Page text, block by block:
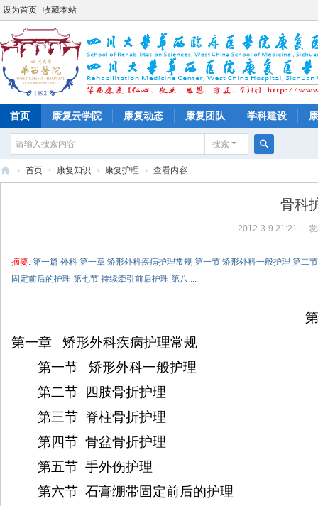
设为首页 收藏本站
首页 康复云学院 康复动态 康复团队 学科建设
搜索
索
› 首页 › 康复知识 › 康复护理 › 查看内容
骨科
2012-3-9 21:21
摘要: 第一篇 外科 第一章 矫形外科疾病护理常规 第一节 矫形外科一般护理 第
固定前后的护理 第七节 持续牵引前后护理 第八 ...
第一章
矫形外科疾病护理常规
第一节
矫形外科一般护理
第二节
四肢骨折护理
第三节 脊柱骨折护理
第四节 骨盆骨折护理
第五节 手外伤护理
第六节 石膏绷带固定前后的护理